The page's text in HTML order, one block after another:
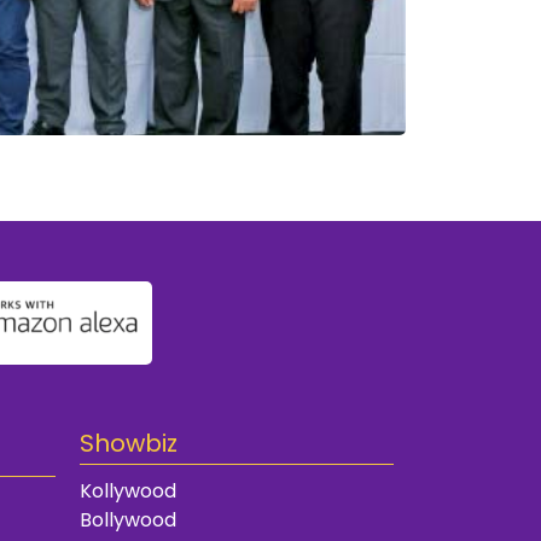
Showbiz
Kollywood
Bollywood